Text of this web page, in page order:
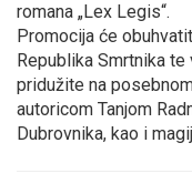
romana „Lex Legis“.
Promocija će
Republika Smrtnika
pridužite na
autoricom Tanjom
Dubrovnika, kao i